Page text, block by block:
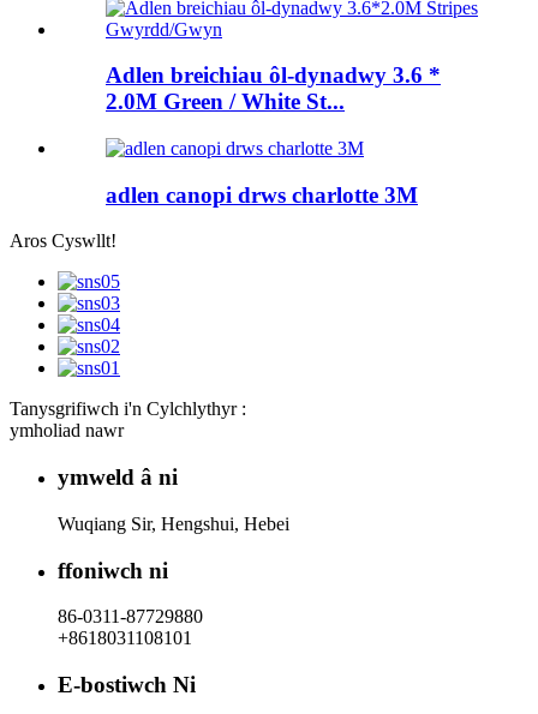
Adlen breichiau ôl-dynadwy 3.6 *
2.0M Green / White St...
adlen canopi drws charlotte 3M
Aros Cyswllt!
Tanysgrifiwch i'n Cylchlythyr :
ymholiad nawr
ymweld â ni
Wuqiang Sir, Hengshui, Hebei
ffoniwch ni
86-0311-87729880
+8618031108101
E-bostiwch Ni